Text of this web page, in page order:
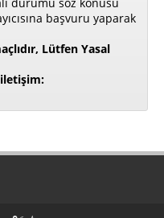
başvuru yaparak
Lütfen Yasal